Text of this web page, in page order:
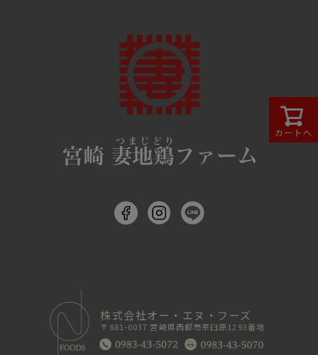
カートへ
株式会社オー・エヌ・フーズ
〒881-0037 宮崎県西都市茶臼原1293番地